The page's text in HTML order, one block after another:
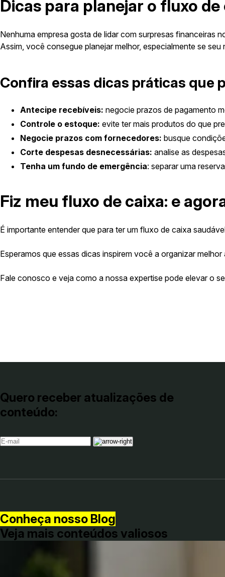
Dicas para planejar o fluxo de
Nenhuma empresa gosta de lidar com surpresas financeiras
Assim, você consegue planejar melhor, especialmente se
Confira essas dicas práticas que
Antecipe recebíveis: negocie prazos de pagamento
Controle o estoque: evite ter mais produtos do que
Negocie prazos com fornecedores: busque
Corte despesas desnecessárias: analise as
Tenha um fundo de emergência: separar uma
Fiz meu fluxo de caixa: e
É importante entender que para ter um fluxo de caixa
Esperamos que essas dicas inspirem você a organizar
Fale conosco e veja como a nossa expertise pode elevar o
Quero receber atualizações de
conteúdo:
Conheça nosso Blog
Veja mais conteúdos valiosos